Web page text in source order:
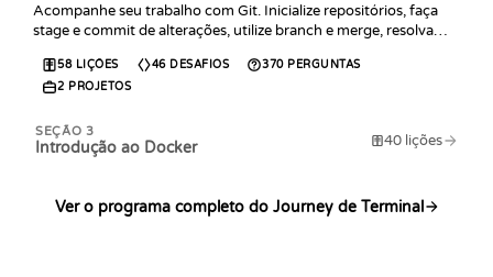
Acompanhe seu trabalho com Git. Inicialize repositórios, faça
stage e commit de alterações, utilize branch e merge, resolva
58 LIÇÕES 46 DESAFIOS 370 PERGUNTAS
2 PROJETOS
SEÇÃO 3
Introdução ao Docker 40 lições
Ver o programa completo do Journey de Terminal